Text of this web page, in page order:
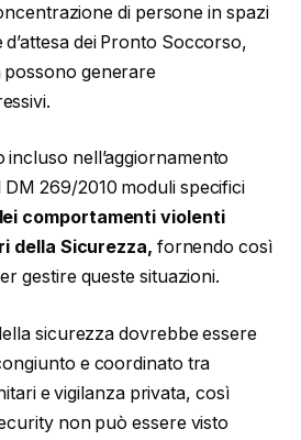
di persone in spazi
dei Pronto Soccorso,
possono generare
incluso nell’aggiornamento
269/2010 moduli specifici
comportamenti violenti
della Sicurezza, fornendo così
gestire queste situazioni.
sicurezza dovrebbe essere
e coordinato tra
e vigilanza privata, così
non può essere visto